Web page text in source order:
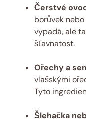
Čerstvé
borůvek
vypadá, ale
šťavnatost.
Ořechy a
vlašskými
Tyto
Šlehačka